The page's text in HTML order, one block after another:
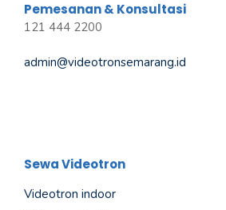
Pemesanan & Konsultasi
121 444 2200
admin@videotronsemarang.id
Sewa Videotron
Videotron indoor